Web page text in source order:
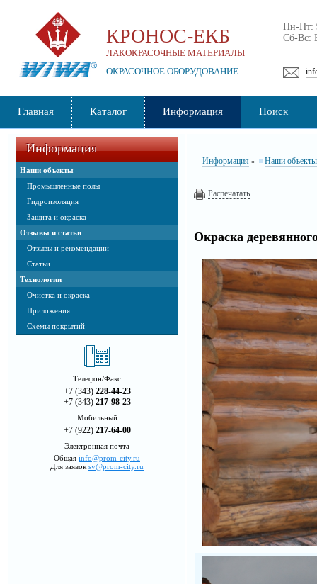
КРОНОС-ЕКБ
ЛАКОКРАСОЧНЫЕ МАТЕРИАЛЫ
ОКРАСОЧНОЕ ОБОРУДОВАНИЕ
Пн-Пт:
Сб-Вс:
Главная Каталог Информация Поиск
Информация
Наши объекты
Промышленные полы
Гидроизоляция
Защита и окраска
Отзывы и статьи
Отзывы и рекомендации
Статьи
Технологии
Очистка и окраска
Приложения
Схемы покрытий
Телефон/Факс
+7 (343) 228-44-23
+7 (343) 217-98-23
Мобильный
+7 (922) 217-64-00
Электронная почта
Общая info@prom-city.ru
Для заявок sv@prom-city.ru
Информация » Наши объекты
Распечатать
Окраска